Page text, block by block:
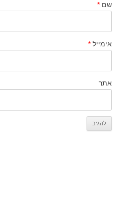
שם *
אימייל *
אתר